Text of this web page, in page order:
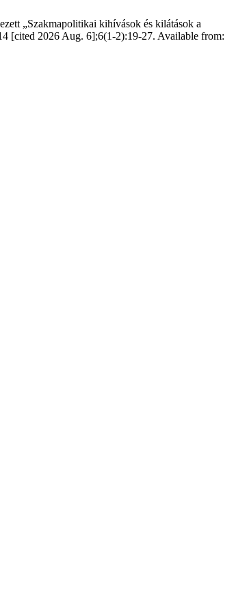
„Szakmapolitikai kihívások és kilátások a
[cited 2026 Aug. 6];6(1-2):19-27. Available from: